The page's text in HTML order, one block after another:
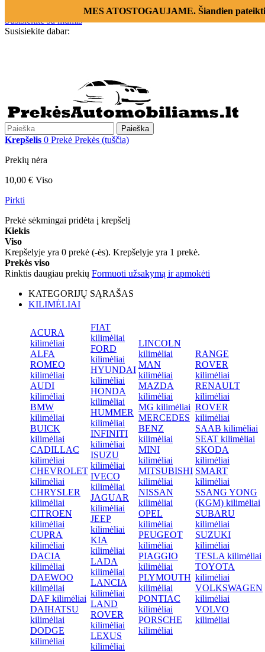
MES ATOSTOGAUJAME. Šiandien
Susisiekite su mumis
Susisiekite dabar:
Paieška
Krepšelis 0 Prekė Prekės (tuščia)
Prekių nėra
10,00 € Viso
Pirkti
Prekė sėkmingai pridėta į krepšelį
Kiekis
Viso
Krepšelyje yra 0 prekė (-ės). Krepšelyje yra 1 prekė.
Prekės viso
Rinktis daugiau prekių Formuoti užsakymą ir apmokėti
KATEGORIJŲ SĄRAŠAS
KILIMĖLIAI
ACURA
kilimėliai
ALFA
ROMEO
kilimėliai
AUDI
kilimėliai
BMW
kilimėliai
BUICK
kilimėliai
CADILLAC
kilimėliai
CHEVROLET
kilimėliai
CHRYSLER
kilimėliai
CITROEN
kilimėliai
CUPRA
kilimėliai
DACIA
kilimėliai
DAEWOO
kilimėliai
DAF kilimėliai
DAIHATSU
kilimėliai
DODGE
kilimėliai
FIAT
kilimėliai
FORD
kilimėliai
HYUNDAI
kilimėliai
HONDA
kilimėliai
HUMMER
kilimėliai
INFINITI
kilimėliai
ISUZU
kilimėliai
IVECO
kilimėliai
JAGUAR
kilimėliai
JEEP
kilimėliai
KIA
kilimėliai
LADA
kilimėliai
LANCIA
kilimėliai
LAND
ROVER
kilimėliai
LEXUS
kilimėliai
LINCOLN
kilimėliai
MAN
kilimėliai
MAZDA
kilimėliai
MG kilimėliai
MERCEDES
BENZ
kilimėliai
MINI
kilimėliai
MITSUBISHI
kilimėliai
NISSAN
kilimėliai
OPEL
kilimėliai
PEUGEOT
kilimėliai
PIAGGIO
kilimėliai
PLYMOUTH
kilimėliai
PONTIAC
kilimėliai
PORSCHE
kilimėliai
RANGE
ROVER
kilimėliai
RENAULT
kilimėliai
ROVER
kilimėliai
SAAB kilimėliai
SEAT kilimėliai
SKODA
kilimėliai
SMART
kilimėliai
SSANG YONG
(KGM) kilimėliai
SUBARU
kilimėliai
SUZUKI
kilimėliai
TESLA kilimėliai
TOYOTA
kilimėliai
VOLKSWAGEN
kilimėliai
VOLVO
kilimėliai